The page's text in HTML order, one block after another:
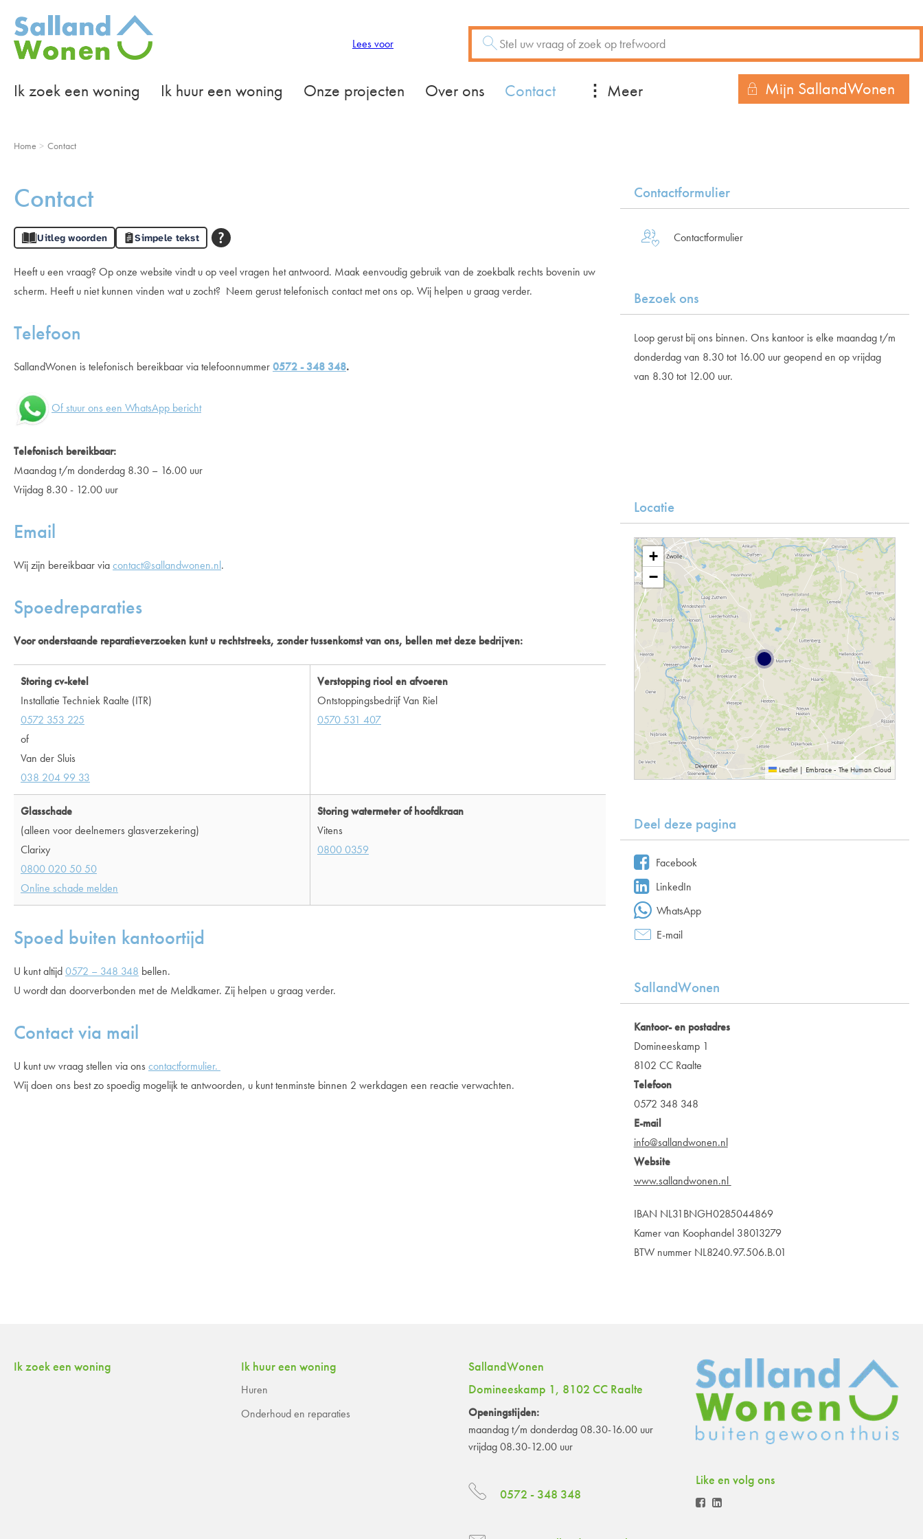
Naar de homepage
Ik zoek een woning Ik huur een woning Onze projecten Over ons Contact Meer
Lees voor Zoeken
Vraag of trefwoord
Mijn SallandWonen
Home Contact
Contact
Uitleg woorden Simpele tekst
Heeft u een vraag? Op onze website vindt u op veel vragen het antwoord. Maak eenvoudig gebruik van de zoekbalk rechts bovenin uw
scherm. Heeft u niet kunnen vinden wat u zocht? Neem gerust telefonisch contact met ons op. Wij helpen u graag verder.
Telefoon
SallandWonen is telefonisch bereikbaar via telefoonnummer0572 - 348 348.
Of stuur ons een WhatsApp bericht
Telefonisch bereikbaar:
Maandag t/m donderdag 8.30 – 16.00 uur
Vrijdag 8.30 - 12.00 uur
Email
Wij zijn bereikbaar viacontact@sallandwonen.nl.
Spoedreparaties
Voor onderstaande reparatieverzoeken kunt u rechtstreeks, zonder tussenkomst van ons, bellen met deze bedrijven:
Storing cv-ketel
Installatie Techniek Raalte (ITR)
0572 353 225
of
Van der Sluis
038 204 99 33
Verstopping riool en afvoeren
Ontstoppingsbedrijf Van Riel
0570 531 407
Glasschade
(alleen voor deelnemers glasverzekering)
Clarixy
0800 020 50 50
Online schade melden
Storing watermeter of hoofdkraan
Vitens
0800 0359
Spoed buiten kantoortijd
U kunt altijd0572 – 348 348 bellen.
U wordt dan doorverbonden met de Meldkamer. Zij helpen u graag verder.
Contact via mail
U kunt uw vraag stellen via ons contactformulier.
Wij doen ons best zo spoedig mogelijk te antwoorden, u kunt tenminste binnen 2 werkdagen een reactie verwachten.
Contactformulier
 Contactformulier
Bezoek ons
Loop gerust bij ons binnen. Ons kantoor is elke maandag t/m
donderdag van 8.30 tot 16.00 uur geopend en op vrijdag
van 8.30 tot 12.00 uur.
Locatie
+
−
Leaflet | Embrace - The Human Cloud
Deel deze pagina
Facebook
LinkedIn
WhatsApp
E-mail
SallandWonen
Kantoor- en postadres
Domineeskamp 1
8102 CC Raalte
Telefoon
0572 348 348
E-mail
info@sallandwonen.nl
Website
www.sallandwonen.nl
IBAN NL31BNGH0285044869
Kamer van Koophandel 38013279
BTW nummer NL8240.97.506.B.01
Contactinformatie
Ik zoek een woning Ik huur een woning
Huren
Onderhoud en reparaties
SallandWonen
Domineeskamp 1, 8102 CC Raalte
Openingstijden:
maandag t/m donderdag 08.30-16.00 uur
vrijdag 08.30-12.00 uur
0572 - 348 348
Like en volg ons